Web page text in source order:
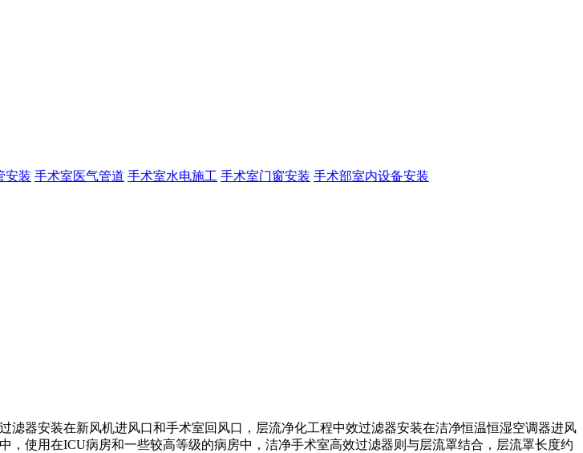
安装 手术室医气管道 手术室水电施工 手术室门窗安装 手术部室内设备安装
器安装在新风机进风口和手术室回风口，层流净化工程中效过滤器安装在洁净恒温恒湿空调器进风
使用在ICU病房和一些较高等级的病房中，洁净手术室高效过滤器则与层流罩结合，层流罩长度约